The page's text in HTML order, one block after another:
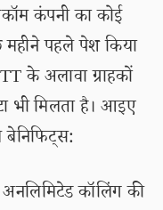
कंपनी का कोई
महीने पहले पेश किया
के अलावा ग्राहकों
भी मिलता है। आइए
कॉलिंग की